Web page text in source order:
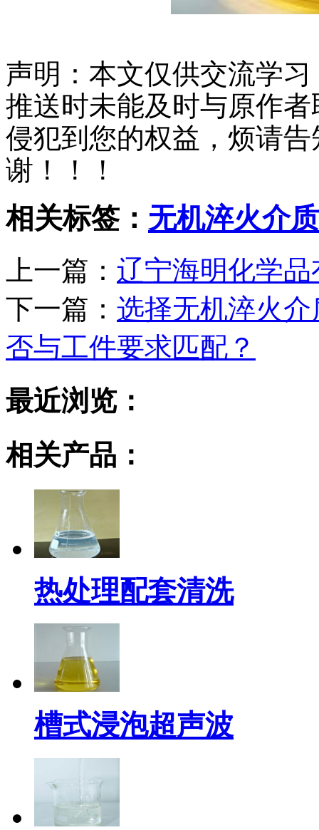
声明：本文仅供交流学
推送时未能及时与原作
侵犯到您的权益，烦请
谢！！！
相关标签： 无机淬火介质
上一篇： 辽宁海明化学
下一篇： 选择无机淬火
否与工件要求匹配？
最近浏览：
相关产品：
热处理配套清洗
槽式浸泡超声波